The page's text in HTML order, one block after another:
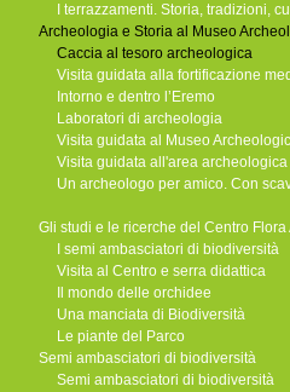
I terrazzamenti. Storia, tradizioni,
Archeologia e Storia al Museo
Caccia al tesoro archeologica
Visita guidata alla fortificazione
Intorno e dentro l’Eremo
Laboratori di archeologia
Visita guidata al Museo
Visita guidata all'area
Un archeologo per amico. Con
Gli studi e le ricerche del Centro Flora
I semi ambasciatori di biodiversità
Visita al Centro e serra didattica
Il mondo delle orchidee
Una manciata di Biodiversità
Le piante del Parco
Semi ambasciatori di biodiversità
Semi ambasciatori di biodiversità